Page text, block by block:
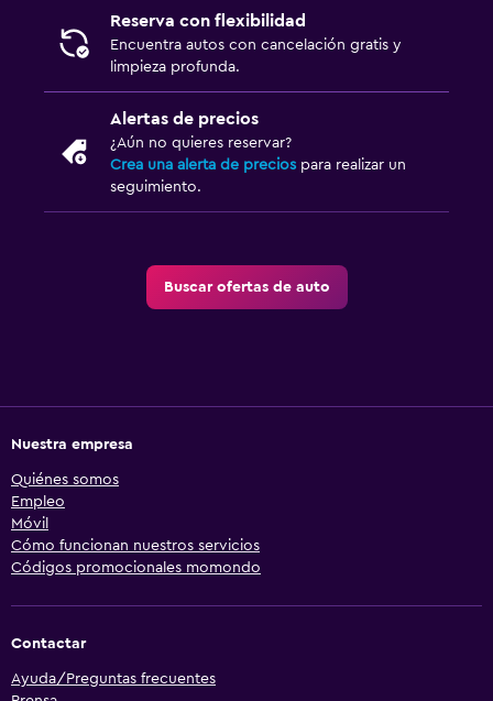
Reserva con flexibilidad
Encuentra autos con cancelación gratis y
limpieza profunda.
Alertas de precios
¿Aún no quieres reservar?
Crea una alerta de precios para realizar un
seguimiento.
Buscar ofertas de auto
Nuestra empresa
Quiénes somos
Empleo
Móvil
Cómo funcionan nuestros servicios
Códigos promocionales momondo
Contactar
Ayuda/Preguntas frecuentes